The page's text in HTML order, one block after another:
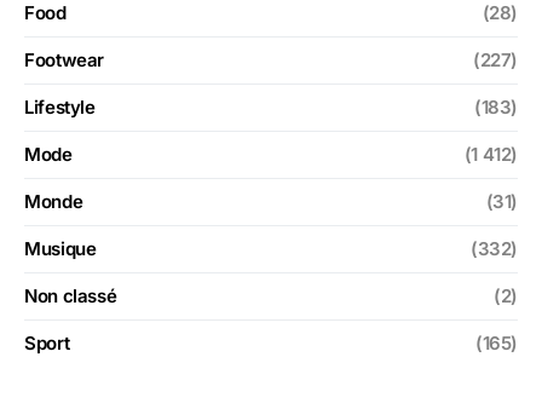
Food (28)
Footwear (227)
Lifestyle (183)
Mode (1 412)
Monde (31)
Musique (332)
Non classé (2)
Sport (165)